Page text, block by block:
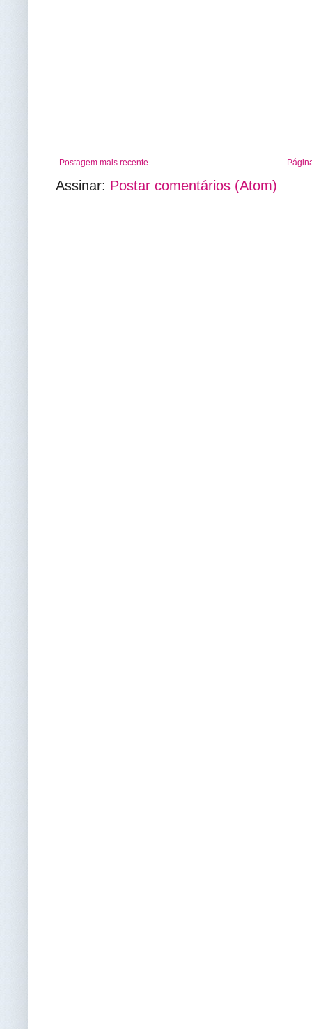
Postagem mais recente
Assinar: Postar comentários (Atom)